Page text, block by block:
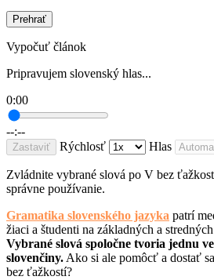
Prehrať
Vypočuť článok
Pripravujem slovenský hlas...
0:00
--:--
Zastaviť Rýchlosť Hlas
Zvládnite vybrané slová po V bez
správne používanie.
Gramatika slovenského jazyka patrí
žiaci a študenti na základných a
Vybrané slová spoločne tvoria jednu
slovenčiny.Ako si ale pomôcť a dostať
bez ťažkostí?